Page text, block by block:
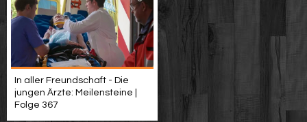
In aller Freundschaft - Die
jungen Ärzte: Meilensteine |
Folge 367